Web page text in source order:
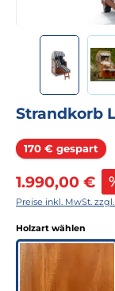
Strandkorb
170 € gespart
Verkaufspreis:
1.990,00 €
Preise inkl. MwSt.
Holzart wählen